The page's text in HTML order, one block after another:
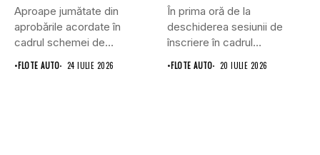
Aproape jumătate din
aprobările acordate în
cadrul schemei de
subvenționare a
•FLOTE AUTO 24 IULIE 2026
În prima oră de la
deschiderea sesiunii de
înscriere în cadrul
Programului...
•FLOTE AUTO 20 IULIE 2026